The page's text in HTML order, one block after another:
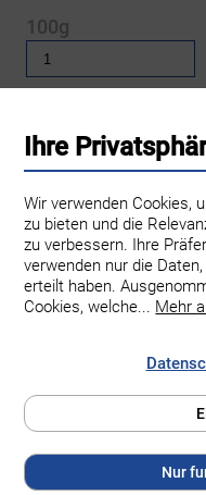
100g
Zum
Familie
Ihre
Wir verwenden Cookies,
zu bieten und die
zu verbessern. Ihre
verwenden nur die
erteilt haben.
Cookies, welche... Mehr
Nur